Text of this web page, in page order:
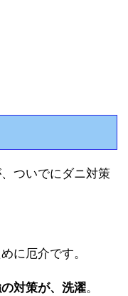
ついでにダニ対策
に厄介です。
対策が、洗濯。